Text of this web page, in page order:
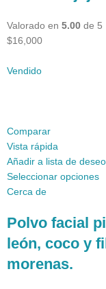
Valorado en 5.00 de 5
$16,000
Vendido
Comparar
Vista rápida
Añadir a lista de
Seleccionar opciones
Cerca de
Polvo facial
león, coco y
morenas.